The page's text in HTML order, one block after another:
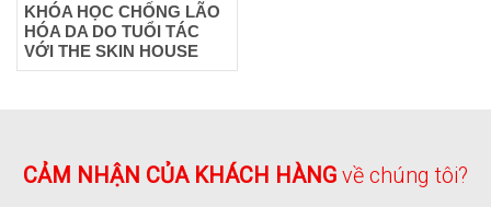
KHÓA HỌC CHỐNG LÃO
HÓA DA DO TUỔI TÁC
VỚI THE SKIN HOUSE
CẢM NHẬN CỦA KHÁCH HÀNG về chúng tôi?